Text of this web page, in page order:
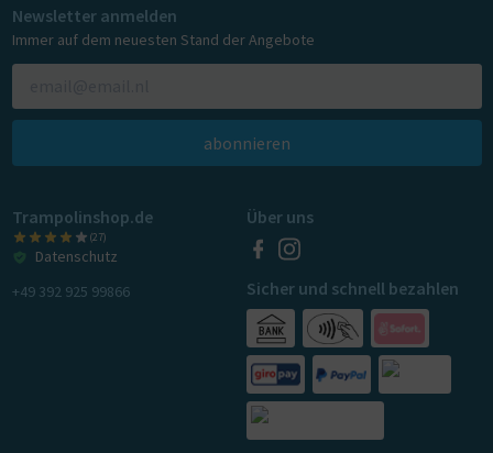
Newsletter anmelden
Immer auf dem neuesten Stand der Angebote
abonnieren
Trampolinshop.de
(27)
Datenschutz
+49 392 925 99866
Über uns
Sicher und schnell bezahlen